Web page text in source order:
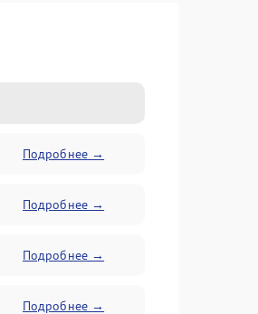
Подробнее →
Подробнее →
Подробнее →
Подробнее →